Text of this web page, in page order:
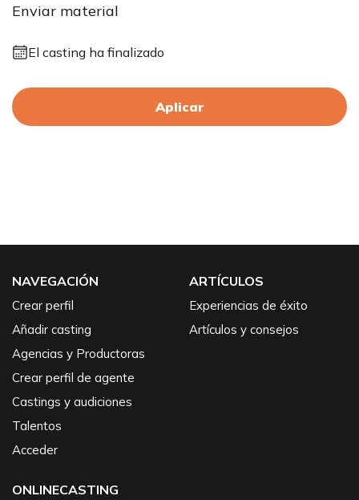
Enviar material
El casting ha finalizado
Aplicar
NAVEGACIÓN
Crear perfil
Añadir casting
Agencias y Productoras
Crear perfil de agente
Castings y audiciones
Talentos
Acceder
ARTÍCULOS
Experiencias de éxito
Artículos y consejos
ONLINECASTING